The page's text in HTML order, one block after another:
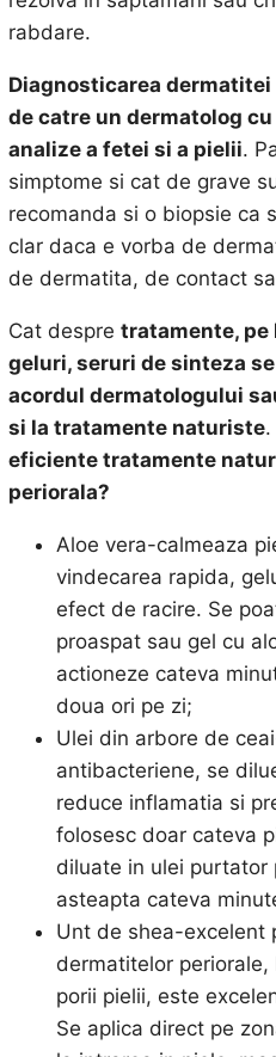
rabdare.
Diagnosticarea
de catre un dermatolog
analize a fetei si a pielii.
simptome si cat de grave
recomanda si o biopsie ca
clar daca e vorba de
de dermatita, de contact
Cat despre tratamente, pe
geluri, seruri de sinteza
acordul dermatologului
si la tratamente naturiste.
eficiente tratamente
periorala?
Aloe vera-calmeaza
vindecarea rapida,
efect de racire. Se
proaspat sau gel cu
actioneze cateva
doua ori pe zi;
Ulei din arbore de
antibacteriene, se
reduce inflamatia si
folosesc doar cateva
diluate in ulei purtator
asteapta cateva
Unt de shea-excelent
dermatitelor
porii pielii, este
Se aplica direct pe